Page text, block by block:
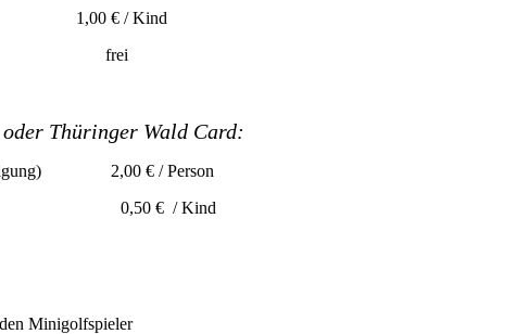
€ / Kind
frei
Thüringer Wald Card:
2,00 € / Person
0,50 € / Kind
Minigolfspieler